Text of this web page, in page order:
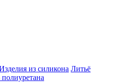
из силикона Литьё